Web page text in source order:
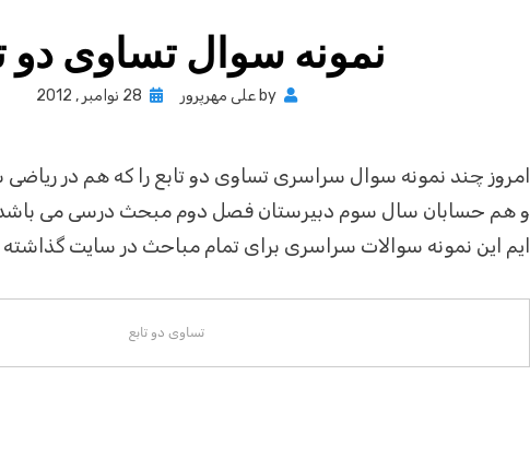
نمونه سوال تساوی دو
by علی مهرپرور
Posted
28 نوامبر , 2012
امروز چند نمونه سوال سراسری تساوی دو تابع را که هم در
و هم حسابان سال سوم دبیرستان فصل دوم مبحث درسی می باشد
ایم این نمونه سوالات سراسری برای تمام مباحث در سایت
تساوی دو تابع